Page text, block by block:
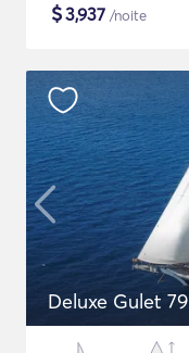
$3,937 /noite
Deluxe Gulet 79